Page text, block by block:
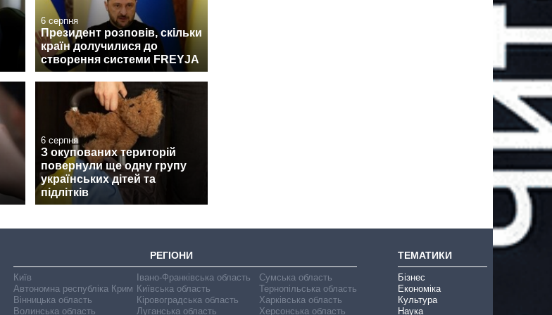
6 серпня
Президент розповів, скільки
країн долучилися до
створення системи FREYJA
6 серпня
З окупованих територій
повернули ще одну групу
українських дітей та
підлітків
РЕГІОНИ
Київ
Автономна республіка Крим
Вінницька область
Волинська область
Івано-Франківська область
Київська область
Кіровоградська область
Луганська область
Сумська область
Тернопільська область
Харківська область
Херсонська область
ТЕМАТИКИ
Бізнес
Економіка
Культура
Наука